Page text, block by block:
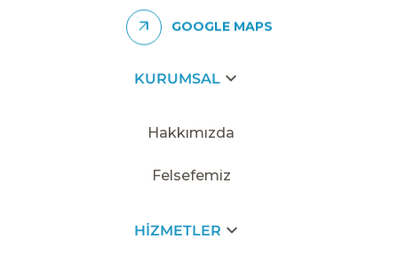
GOOGLE MAPS
KURUMSAL
Hakkımızda
Felsefemiz
HİZMETLER